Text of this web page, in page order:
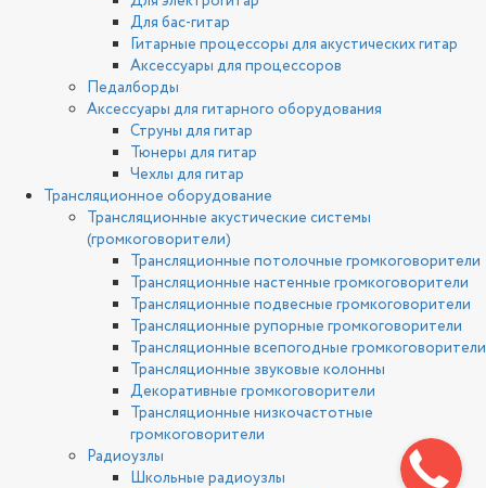
Для бас-гитар
Гитарные процессоры для акустических гитар
Аксессуары для процессоров
Педалборды
Аксессуары для гитарного оборудования
Струны для гитар
Тюнеры для гитар
Чехлы для гитар
Трансляционное оборудование
Трансляционные акустические системы
(громкоговорители)
Трансляционные потолочные громкоговорители
Трансляционные настенные громкоговорители
Трансляционные подвесные громкоговорители
Трансляционные рупорные громкоговорители
Трансляционные всепогодные громкоговорители
Трансляционные звуковые колонны
Декоративные громкоговорители
Трансляционные низкочастотные
громкоговорители
Радиоузлы
Школьные радиоузлы